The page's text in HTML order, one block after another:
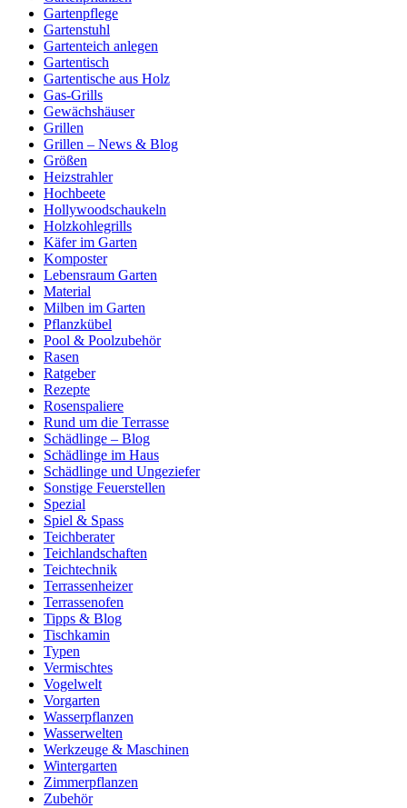
Gartenpflege
Gartenstuhl
Gartenteich anlegen
Gartentisch
Gartentische aus Holz
Gas-Grills
Gewächshäuser
Grillen
Grillen – News & Blog
Größen
Heizstrahler
Hochbeete
Hollywoodschaukeln
Holzkohlegrills
Käfer im Garten
Komposter
Lebensraum Garten
Material
Milben im Garten
Pflanzkübel
Pool & Poolzubehör
Rasen
Ratgeber
Rezepte
Rosenspaliere
Rund um die Terrasse
Schädlinge – Blog
Schädlinge im Haus
Schädlinge und Ungeziefer
Sonstige Feuerstellen
Spezial
Spiel & Spass
Teichberater
Teichlandschaften
Teichtechnik
Terrassenheizer
Terrassenofen
Tipps & Blog
Tischkamin
Typen
Vermischtes
Vogelwelt
Vorgarten
Wasserpflanzen
Wasserwelten
Werkzeuge & Maschinen
Wintergarten
Zimmerpflanzen
Zubehör